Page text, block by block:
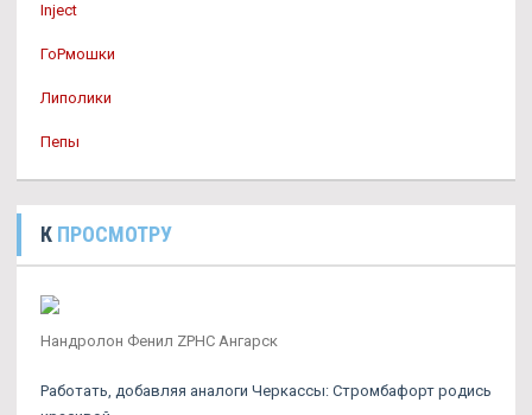
Inject
ГоРмошки
Липолики
Пепы
К ПРОСМОТРУ
Нандролон Фенил ZPHC Ангарск
Работать, добавляя аналоги Черкассы: Стромбафорт родись